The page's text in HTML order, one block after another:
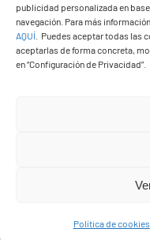
publicidad personalizada en
navegación. Para más
AQUÍ
Puedes aceptar todas las
aceptarlas de forma concreta,
en “Configuración de Privacidad”.
Política de cookies
Tel:928 83 62 20
© Copyright2026